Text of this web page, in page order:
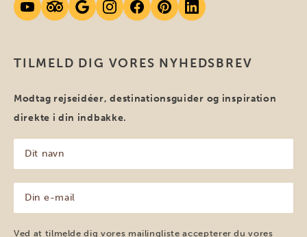
TILMELD DIG VORES NYHEDSBREV
Modtag rejseidéer, destinationsguider og inspiration
direkte i din indbakke.
navn
(Påkrævet)
mail
(Påkrævet)
Ved at tilmelde dig vores mailingliste accepterer du vores